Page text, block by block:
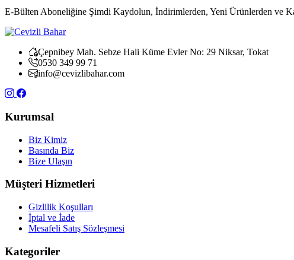
E-Bülten Aboneliğine Şimdi Kaydolun, İndirimlerden, Yeni Ürünlerden ve
Çepnibey Mah. Sebze Hali Küme Evler No: 29 Niksar, Tokat
0530 349 99 71
info@cevizlibahar.com
Kurumsal
Biz Kimiz
Basında Biz
Bize Ulaşın
Müşteri Hizmetleri
Gizlilik Koşulları
İptal ve İade
Mesafeli Satış Sözleşmesi
Kategoriler